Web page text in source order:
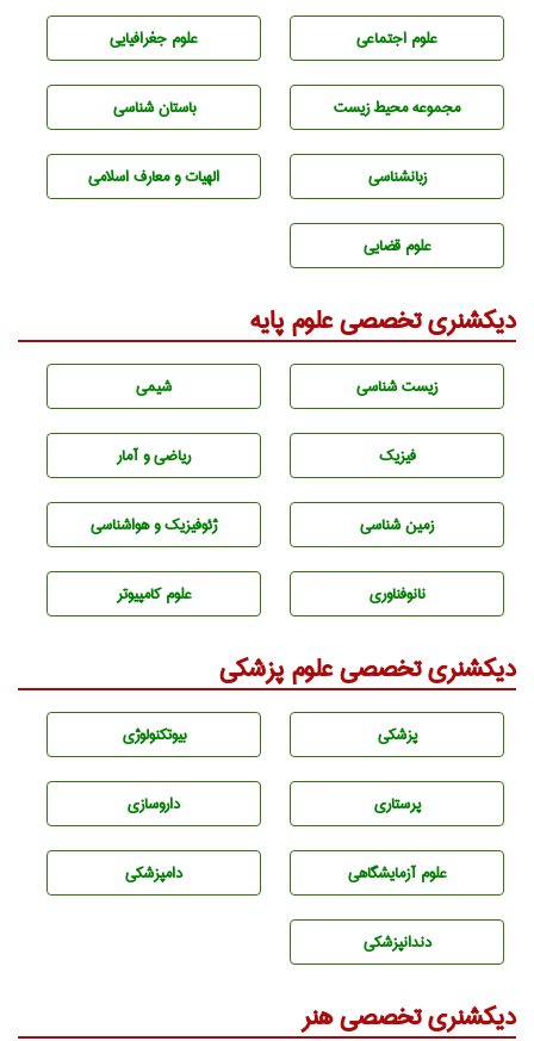
علوم اجتماعی علوم جغرافيايی
مجموعه محيط زيست باستان شناسی
زبانشناسی الهیات و معارف اسلامی
علوم قضایی
دیکشنری تخصصی علوم پایه
زيست شناسی شيمی
فیزیک ریاضی و آمار
زمين شناسی ژئوفيزيك و هواشناسی
نانوفناوری علوم کامپیوتر
دیکشنری تخصصی علوم پزشکی
پزشكی بيوتكنولوژی
پرستاری داروسازی
علوم آزمايشگاهی دامپزشكی
دندانپزشكی
دیکشنری تخصصی هنر